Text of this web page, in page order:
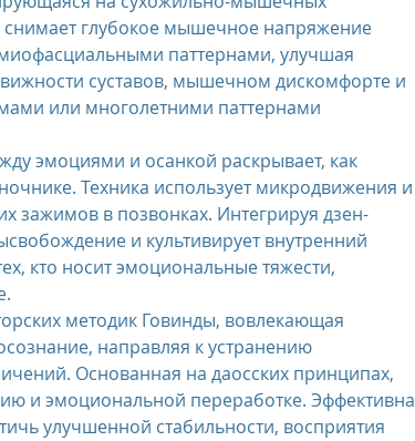
снимает глубокое мышечное напряжение
паттернами, улучшая
суставов, мышечном дискомфорте и
или многолетними паттернами
эмоциями и осанкой раскрывает, как
Техника использует микродвижения и
зажимов в позвонках. Интегрируя дзен-
и культивирует внутренний
кто носит эмоциональные тяжести,
методик Говинды, вовлекающая
направляя к устранению
Основанная на даосских принципах,
и эмоциональной переработке. Эффективна
улучшенной стабильности, восприятия